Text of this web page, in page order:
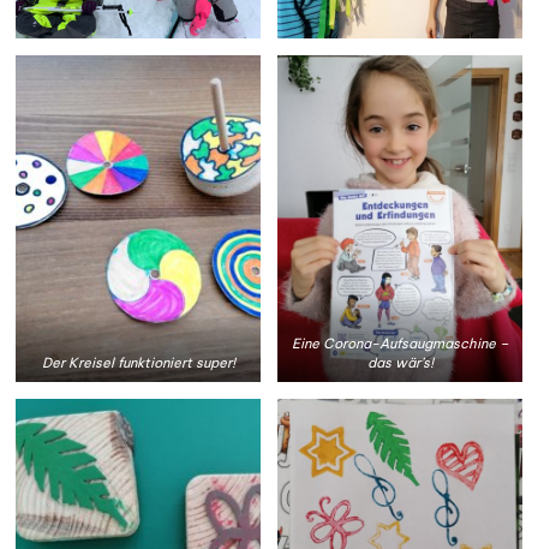
Der Kreisel funktioniert super!
Eine Corona-Aufsaugmaschine –
das wär’s!